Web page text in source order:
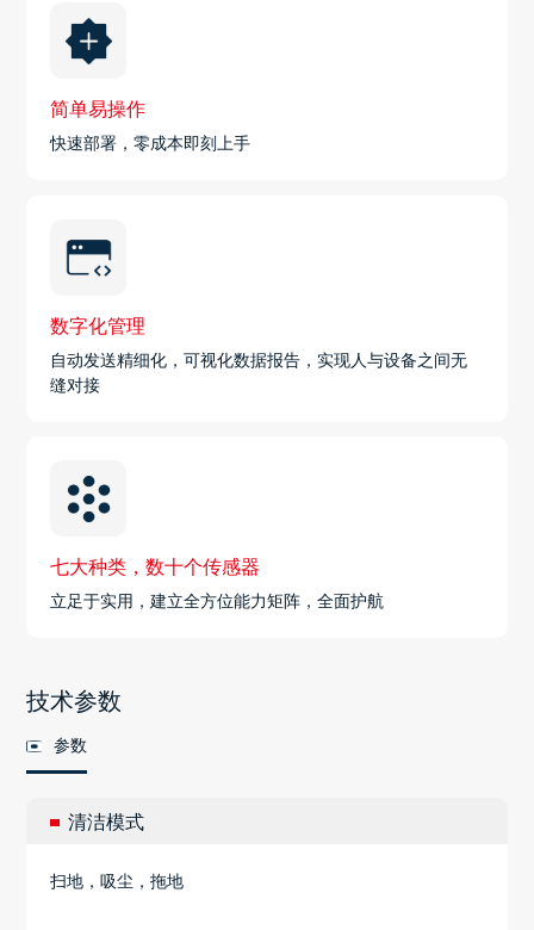
简单易操作
快速部署，零成本即刻上手
数字化管理
自动发送精细化，可视化数据报告，实现人与设备之间无
缝对接
七大种类，数十个传感器
立足于实用，建立全方位能力矩阵，全面护航
技术参数
参数
清洁模式
扫地，吸尘，拖地